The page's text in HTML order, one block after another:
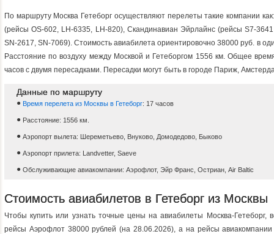
По маршруту Москва Гетеборг осуществляют перелеты такие компании
(рейсы OS-602, LH-6335, LH-820), Скандинавиан Эйрлайнс (рейсы S7-
SN-2617, SN-7069). Стоимость авиабилета ориентировочно 38000 руб. в
Расстояние по воздуху между Москвой и Гетеборгом 1556 км. Общее
часов c двумя пересадками. Пересадки могут быть в городе Париж,
Данные по маршруту
Время перелета из Москвы в Гетеборг: 17 часов
Расстояние: 1556 км.
Аэропорт вылета: Шереметьево, Внуково, Домодедово, Быково
Аэропорт прилета: Landvetter, Saeve
Обслуживающие авиакомпании: Аэрофлот, Эйр Франс, Остриан, Air Baltic
Стоимость авиабилетов в Гетеборг из Москвы
Чтобы купить или узнать точные цены на авиабилеты Москва-
рейсы Аэрофлот 38000 рублей (на 28.06.2026), a на рейсы